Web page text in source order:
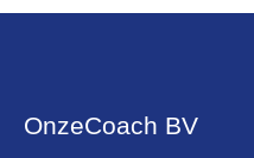
OnzeCoach BV